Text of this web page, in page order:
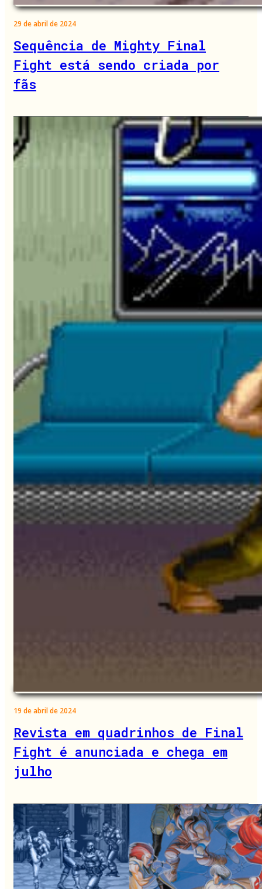
29 de abril de 2024
Sequência de Mighty Final
Fight está sendo criada por
fãs
19 de abril de 2024
Revista em quadrinhos de Final
Fight é anunciada e chega em
julho